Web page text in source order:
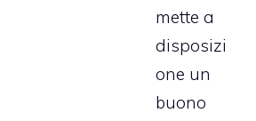
mette a
disposizi
one un
buono